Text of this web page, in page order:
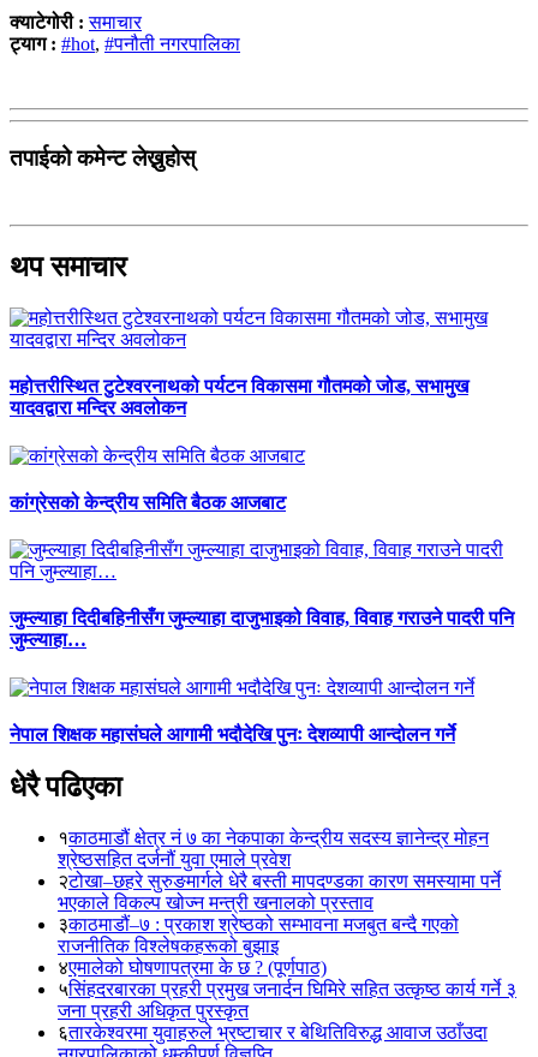
क्याटेगोरी :समाचार
ट्याग : #hot, #पनौती नगरपालिका
तपाईको कमेन्ट लेख्नुहोस्
थप समाचार
महोत्तरीस्थित टुटेश्वरनाथको पर्यटन विकासमा गौतमको जोड, सभामुख
यादवद्वारा मन्दिर अवलोकन
कांग्रेसको केन्द्रीय समिति बैठक आजबाट
जुम्ल्याहा दिदीबहिनीसँग जुम्ल्याहा दाजुभाइको विवाह, विवाह गराउने पादरी पनि
जुम्ल्याहा…
नेपाल शिक्षक महासंघले आगामी भदौदेखि पुनः देशव्यापी आन्दोलन गर्ने
धेरै पढिएका
१काठमाडौं क्षेत्र नं ७ का नेकपाका केन्द्रीय सदस्य ज्ञानेन्द्र मोहन
श्रेष्ठसहित दर्जनौं युवा एमाले प्रवेश
२टोखा–छहरे सुरुङमार्गले धेरै बस्ती मापदण्डका कारण समस्यामा पर्ने
भएकाले विकल्प खोज्न मन्त्री खनालको प्रस्ताव
३काठमाडौं–७ : प्रकाश श्रेष्ठको सम्भावना मजबुत बन्दै गएको
राजनीतिक विश्लेषकहरूको बुझाइ
४एमालेको घोषणापत्रमा के छ ? (पूर्णपाठ)
५सिंहदरबारका प्रहरी प्रमुख जनार्दन घिमिरे सहित उत्कृष्ठ कार्य गर्ने ३
जना प्रहरी अधिकृत पुरस्कृत
६तारकेश्वरमा युवाहरुले भ्रष्टाचार र बेथितिविरुद्ध आवाज उठाँउदा